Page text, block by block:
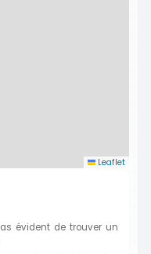
Leaflet
évident de trouver un